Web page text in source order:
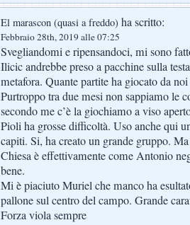
El marascon (quasi a freddo) ha scritto:
Febbraio 28th, 2019 alle 07:25
Svegliandomi e ripensandoci, mi sono
Ilicic andrebbe preso a pacchine sulla
metafora. Quante partite ha giocato da
Purtroppo tra due mesi non sappiamo le
secondo me c’è la giochiamo a viso
Pioli ha grosse difficoltà. Uso anche qui
capiti. Si, ha creato un grande gruppo.
Chiesa è effettivamente come Antonio
bene.
Mi è piaciuto Muriel che manco ha
pallone sul centro del campo. Grande
Forza viola sempre